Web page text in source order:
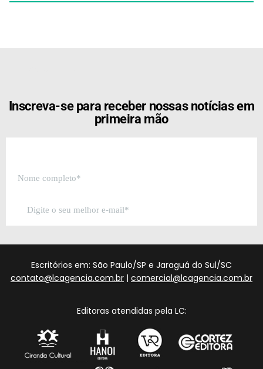
Inscreva-se para receber nossas notícias em
primeira mão
Escritórios em: São Paulo/SP e Jaraguá do Sul/SC
contato@lcagencia.com.br | comercial@lcagencia.com.br
Editoras atendidas pela LC: